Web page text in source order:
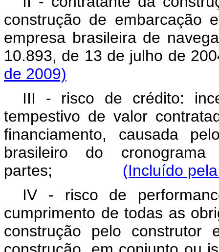
construção de embarcação
empresa brasileira de
10.893, de 13 de julho
de 2009)
III - risco de crédito:
tempestivo de valor
financiamento, causada
brasileiro do
partes; (Incluído
IV - risco de
cumprimento de todas as
construção pelo